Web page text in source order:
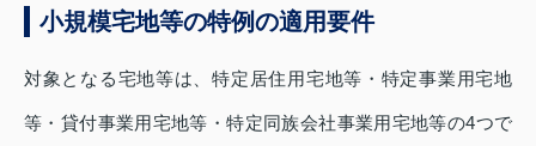
小規模宅地等の特例の適用要件
対象となる宅地等は、特定居住用宅地等・特定事業用宅地
等・貸付事業用宅地等・特定同族会社事業用宅地等の4つで